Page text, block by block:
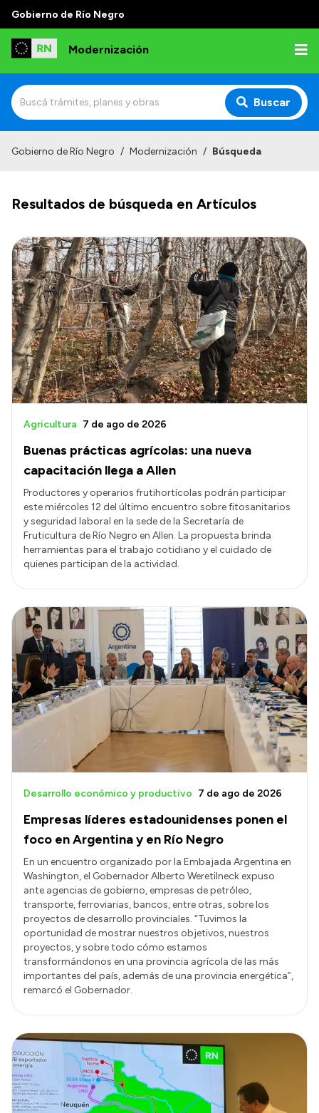
Gobierno de Río Negro
Modernización
Buscar
Autoridades
Misión y Visión
Normativa
Transparencia
Presupuesto
Boletín Oficial
Compras y licitaciones
Consulta de expedientes
Convocatorias
Intranet
Login
Gobierno de Río Negro / Modernización / Búsqueda
Resultados de búsqueda en Artículos
Buenas prácticas agrícolas: una nueva
capacitación llega a Allen
Agricultura 7 de ago de 2026
Productores y operarios frutihortícolas podrán participar
este miércoles 12 del último encuentro sobre fitosanitarios
y seguridad laboral en la sede de la Secretaría de
Fruticultura de Río Negro en Allen. La propuesta brinda
herramientas para el trabajo cotidiano y el cuidado de
quienes participan de la actividad.
Empresas líderes estadounidenses ponen el
foco en Argentina y en Río Negro
Desarrollo económico y productivo 7 de ago de 2026
En un encuentro organizado por la Embajada Argentina en
Washington, el Gobernador Alberto Weretilneck expuso
ante agencias de gobierno, empresas de petróleo,
transporte, ferroviarias, bancos, entre otras, sobre los
proyectos de desarrollo provinciales. “Tuvimos la
oportunidad de mostrar nuestros objetivos, nuestros
proyectos, y sobre todo cómo estamos
transformándonos en una provincia agrícola de las más
importantes del país, además de una provincia energética”,
remarcó el Gobernador.